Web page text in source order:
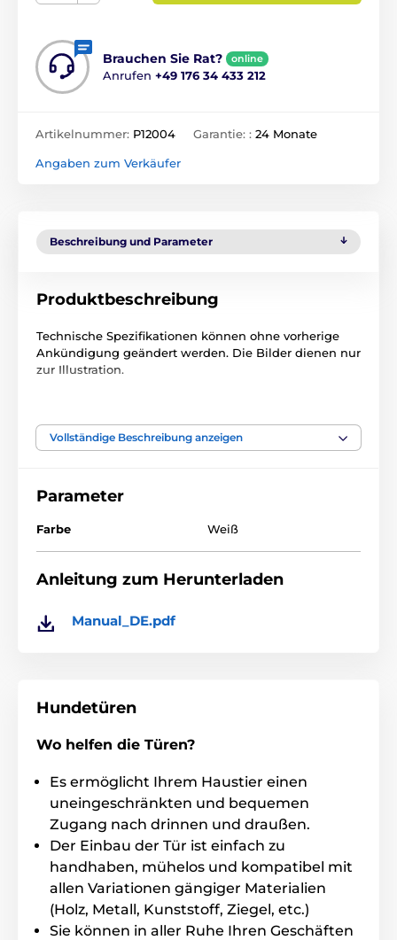
Brauchen Sie Rat? online
Anrufen +49 176 34 433 212
Artikelnummer: P12004 Garantie: : 24 Monate
Angaben zum Verkäufer
Beschreibung und Parameter
Produktbeschreibung
Technische Spezifikationen können ohne vorherige
Ankündigung geändert werden. Die Bilder dienen nur
zur Illustration.
Das Produkt ist in Kategorien eingeteilt
% Zubehör
Vollständige Beschreibung anzeigen
Parameter
Farbe Weiß
Anleitung zum Herunterladen
Manual_DE.pdf
Hundetüren
Wo helfen die Türen?
Es ermöglicht Ihrem Haustier einen
uneingeschränkten und bequemen
Zugang nach drinnen und draußen.
Der Einbau der Tür ist einfach zu
handhaben, mühelos und kompatibel mit
allen Variationen gängiger Materialien
(Holz, Metall, Kunststoff, Ziegel, etc.)
Sie können in aller Ruhe Ihren Geschäften